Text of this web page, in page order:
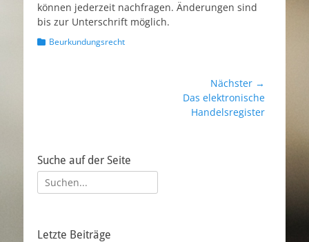
können jederzeit nachfragen. Änderungen sind
bis zur Unterschrift möglich.
Kategorien
Beurkundungsrecht
Nächster →
NächsterDas elektronische
Handelsregister
Suche auf der Seite
Suche
nach:
Letzte Beiträge